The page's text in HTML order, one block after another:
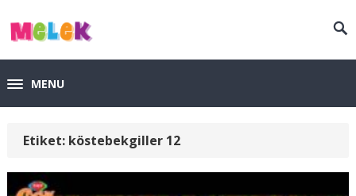
MENU
Etiket: köstebekgiller 12